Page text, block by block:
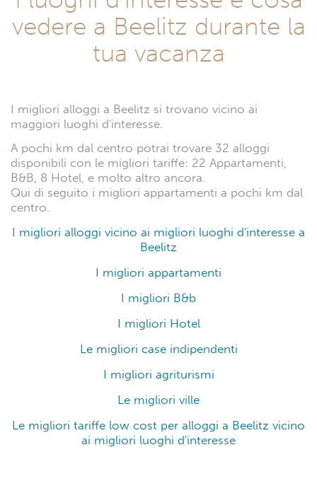
vedere a Beelitz durante la
tua vacanza
I migliori alloggi a Beelitz si trovano vicino ai
maggiori luoghi d'interesse.
A pochi km dal centro potrai trovare 32 alloggi
disponibili con le migliori tariffe: 22 Appartamenti,
B&B, 8 Hotel, e molto altro ancora.
Qui di seguito i migliori appartamenti a pochi km dal
centro.
I migliori alloggi vicino ai migliori luoghi d'interesse a
Beelitz
I migliori appartamenti
I migliori B&b
I migliori Hotel
Le migliori case indipendenti
I migliori agriturismi
Le migliori ville
Le migliori tariffe low cost per alloggi a Beelitz vicino
ai migliori luoghi d'interesse